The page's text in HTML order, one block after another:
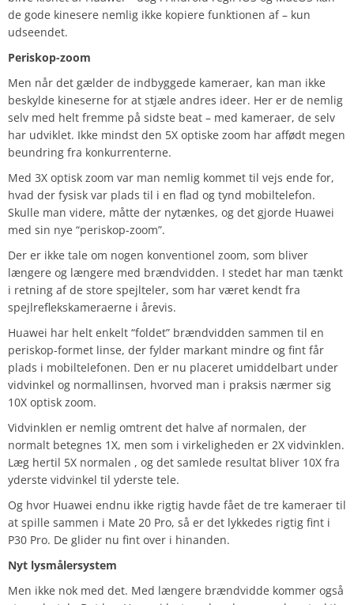
de gode kinesere nemlig ikke kopiere funktionen af – kun
udseendet.
Periskop-zoom
Men når det gælder de indbyggede kameraer, kan man ikke
beskylde kineserne for at stjæle andres ideer. Her er de nemlig
selv med helt fremme på sidste beat – med kameraer, de selv
har udviklet. Ikke mindst den 5X optiske zoom har affødt megen
beundring fra konkurrenterne.
Med 3X optisk zoom var man nemlig kommet til vejs ende for,
hvad der fysisk var plads til i en flad og tynd mobiltelefon.
Skulle man videre, måtte der nytænkes, og det gjorde Huawei
med sin nye “periskop-zoom”.
Der er ikke tale om nogen konventionel zoom, som bliver
længere og længere med brændvidden. I stedet har man tænkt
i retning af de store spejlteler, som har været kendt fra
spejlreflekskameraerne i årevis.
Huawei har helt enkelt “foldet” brændvidden sammen til en
periskop-formet linse, der fylder markant mindre og fint får
plads i mobiltelefonen. Den er nu placeret umiddelbart under
vidvinkel og normallinsen, hvorved man i praksis nærmer sig
10X optisk zoom.
Vidvinklen er nemlig omtrent det halve af normalen, der
normalt betegnes 1X, men som i virkeligheden er 2X vidvinklen.
Læg hertil 5X normalen , og det samlede resultat bliver 10X fra
yderste vidvinkel til yderste tele.
Og hvor Huawei endnu ikke rigtig havde fået de tre kameraer til
at spille sammen i Mate 20 Pro, så er det lykkedes rigtig fint i
P30 Pro. De glider nu fint over i hinanden.
Nyt lysmålersystem
Men ikke nok med det. Med længere brændvidde kommer også